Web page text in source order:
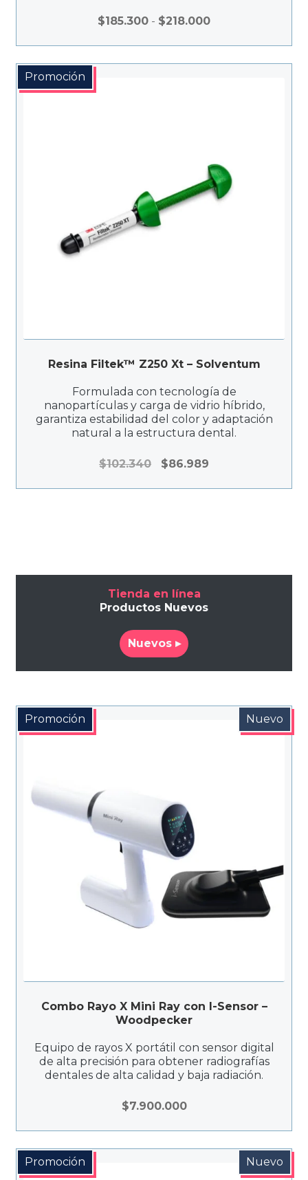
$185.300 - $218.000Rango
Promoción
Resina Filtek™ Z250 Xt – Solventum
Formulada con tecnología de
nanopartículas y carga de vidrio híbrido,
garantiza estabilidad del color y adaptación
natural a la estructura dental.
$102.340
El$86.989El
Tienda en línea
Productos Nuevos
Nuevos ▸
Nuevo
Promoción
Combo Rayo X Mini Ray con I-Sensor –
Woodpecker
Equipo de rayos X portátil con sensor digital
de alta precisión para obtener radiografías
dentales de alta calidad y baja radiación.
$7.900.000
Nuevo
Promoción